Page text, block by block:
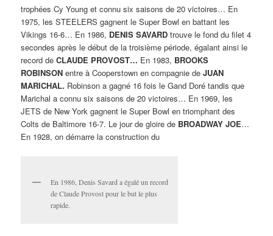
trophées Cy Young et connu six saisons de 20 victoires… En
1975, les STEELERS gagnent le Super Bowl en battant les
Vikings 16-6… En 1986, DENIS SAVARD trouve le fond du filet 4
secondes après le début de la troisième période, égalant ainsi le
record deCLAUDE PROVOST… En 1983, BROOKS
ROBINSON entre à Cooperstown en compagnie deJUAN
MARICHAL. Robinson a gagné 16 fois le Gand Doré tandis que
Marichal a connu six saisons de 20 victoires… En 1969, les
JETS de New York gagnent le Super Bowl en triomphant des
Colts de Baltimore 16-7. Le jour de gloire de BROADWAY JOE…
En 1928, on démarre la construction du
En 1986, Denis Savard a égalé un record
de Claude Provost pour le but le plus
rapide.